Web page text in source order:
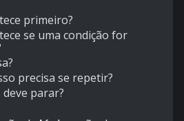
primeiro?
se uma condição for
precisa se repetir?
parar?